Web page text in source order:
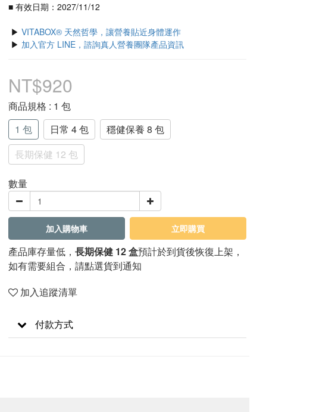
■ 有效日期：2027/11/12
▶ VITABOX® 天然哲學，讓營養貼近身體運作
▶ 加入官方 LINE，諮詢真人營養團隊產品資訊
NT$920
商品規格 : 1 包
1 包
日常 4 包
穩健保養 8 包
長期保健 12 包
數量
加入購物車 立即購買
產品庫存量低， 長期保健 12 盒預計於到貨後恢復上架，
如有需要組合，請點選貨到通知
加入追蹤清單
付款方式